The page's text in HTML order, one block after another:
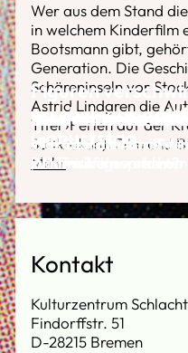
Wer aus dem Stand
in welchem Kinderfilm
Bootsmann gibt,
Generation. Die
Schäreninseln vor
Astrid Lindgren die
Titel ›Ferien auf der
Saltkrokan)‹ Film und
Mehr
Ein Festival mit
Interview mit dem
Wallraven gesprochen
Kinder an die
Was lässt die Astrid-
zu Klassikern werden?
Vier aktuelle
Das Genre Kinderfilm
je
Narrenfreiheit
Wie iranische
Filmfestivals eroberten
Figuren
erscheinen und
Geburtstag
Der Trickfilmworkshop
Kontakt
Kulturzentrum
Findorffstr. 51
D-28215 Bremen